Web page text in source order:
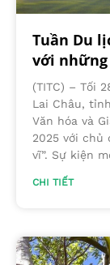
Tuần Du
với những
(TITC) – Tối
Lai Châu,
Văn hóa và
2025 với chủ
vĩ”. Sự kiện
CHI TIẾT